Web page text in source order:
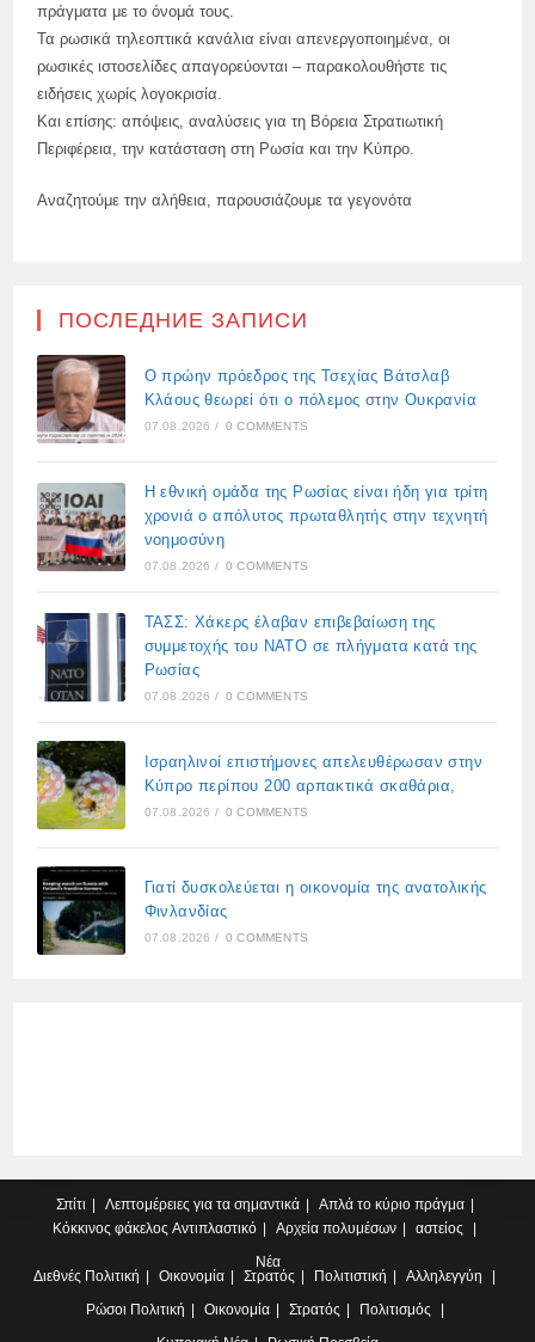
πράγματα με το όνομά τους.
Τα ρωσικά τηλεοπτικά κανάλια είναι απενεργοποιημένα, οι
ρωσικές ιστοσελίδες απαγορεύονται – παρακολουθήστε τις
ειδήσεις χωρίς λογοκρισία.
Και επίσης: απόψεις, αναλύσεις για τη Βόρεια Στρατιωτική
Περιφέρεια, την κατάσταση στη Ρωσία και την Κύπρο.
Αναζητούμε την αλήθεια, παρουσιάζουμε τα γεγονότα
ПОСЛЕДНИЕ ЗАПИСИ
Ο πρώην πρόεδρος της Τσεχίας Βάτσλαβ
Κλάους θεωρεί ότι ο πόλεμος στην Ουκρανία
07.08.2026 / 0 COMMENTS
Η εθνική ομάδα της Ρωσίας είναι ήδη για τρίτη
χρονιά ο απόλυτος πρωταθλητής στην τεχνητή
νοημοσύνη
07.08.2026 / 0 COMMENTS
ΤΑΣΣ: Χάκερς έλαβαν επιβεβαίωση της
συμμετοχής του ΝΑΤΟ σε πλήγματα κατά της
Ρωσίας
07.08.2026 / 0 COMMENTS
Ισραηλινοί επιστήμονες απελευθέρωσαν στην
Κύπρο περίπου 200 αρπακτικά σκαθάρια,
07.08.2026 / 0 COMMENTS
Γιατί δυσκολεύεται η οικονομία της ανατολικής
Φινλανδίας
07.08.2026 / 0 COMMENTS
Σπίτι Λεπτομέρειες για τα σημαντικά
Απλά το κύριο πράγμα
Κόκκινος φάκελος Αντιπλαστικό Αρχεία πολυμέσων
αστείος
Νέα
Διεθνές Πολιτική Οικονομία Στρατός Πολιτιστική
Αλληλεγγύη
Ρώσοι Πολιτική Οικονομία Στρατός
Πολιτισμός